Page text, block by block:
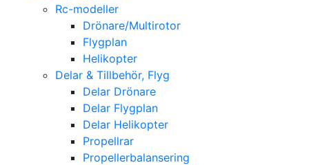
Rc-modeller
Drönare/Multirotor
Flygplan
Helikopter
Delar & Tillbehör, Flyg
Delar Drönare
Delar Flygplan
Delar Helikopter
Propellrar
Propellerbalansering